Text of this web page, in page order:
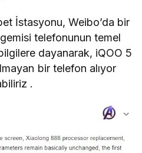
İstasyonu, Weibo’da bir
telefonunun temel
bilgilere dayanarak, iQOO 5
bir telefon alıyor
.